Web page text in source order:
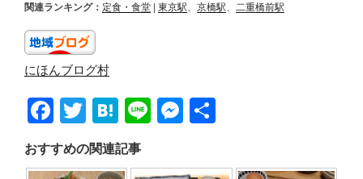
関連ランキング： 定食・食堂 | 東京駅 京橋駅 二重橋前駅
にほんブログ村
F
a
c
T
wi
tt
H
at
e
Li
e
M
ss
おすすめの関連記事